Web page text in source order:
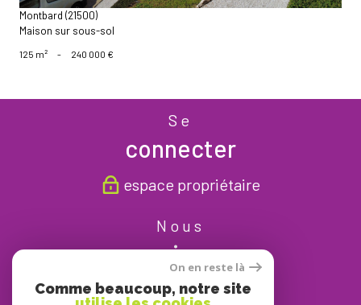
Montbard (21500)
Maison sur sous-sol
125 m² - 240 000 €
Se
connecter
espace propriétaire
Nous
suivre
On en reste là
Comme beaucoup, notre site